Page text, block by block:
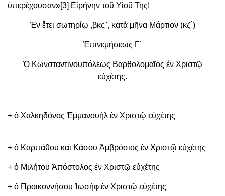
ὑπερέχουσαν»[3] Εἰρήνην τοῦ Υἱοῦ Της!
Ἐν ἔτει σωτηρίῳ ,βκς´, κατὰ μῆνα Μάρτιον (κζ´)
Ἐπινεμήσεως Γ´
Ὁ Κωνσταντινουπόλεως Βαρθολομαῖος ἐν Χριστῷ
εὐχέτης.
+ ὁ Χαλκηδόνος Ἐμμανουὴλ ἐν Χριστῷ εὐχέτης
+ ὁ Καρπάθου καὶ Κάσου Ἀμβρόσιος ἐν Χριστῷ εὐχέτης
+ ὁ Μιλήτου Ἀπόστολος ἐν Χριστῷ εὐχέτης
+ ὁ Προικοννήσου Ἰωσὴφ ἐν Χριστῷ εὐχέτης